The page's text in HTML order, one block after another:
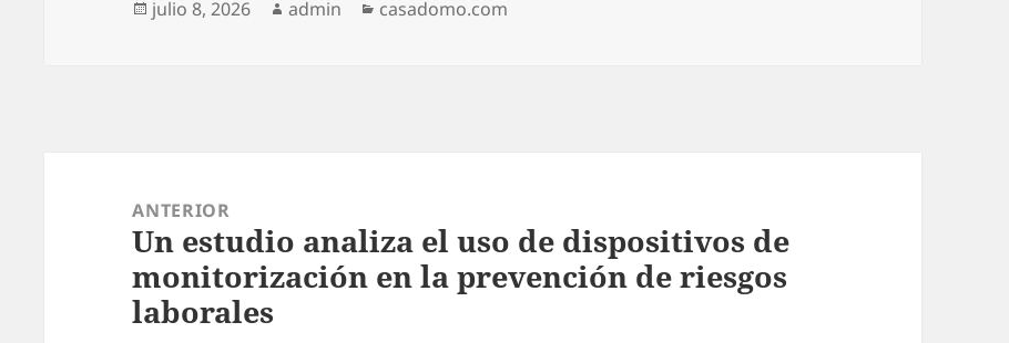
Publicado
julio 8, 2026 Autor
admin Categorías
casadomo.com
entradas
ANTERIOR
Entrada
anterior:
Un estudio analiza el uso de dispositivos de
monitorización en la prevención de riesgos
laborales